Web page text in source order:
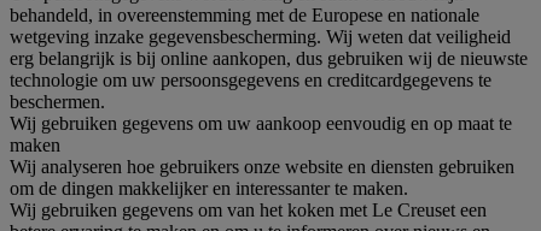
behandeld, in overeenstemming met de Europese en nationale
wetgeving inzake gegevensbescherming. Wij weten dat veiligheid
erg belangrijk is bij online aankopen, dus gebruiken wij de nieuwste
technologie om uw persoonsgegevens en creditcardgegevens te
beschermen.
Wij gebruiken gegevens om uw aankoop eenvoudig en op maat te
maken
Wij analyseren hoe gebruikers onze website en diensten gebruiken
om de dingen makkelijker en interessanter te maken.
Wij gebruiken gegevens om van het koken met Le Creuset een